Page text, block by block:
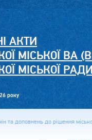
АКТИ
МІСЬКОЇ ВА
МІСЬКОЇ
року
та доповнень до рішення